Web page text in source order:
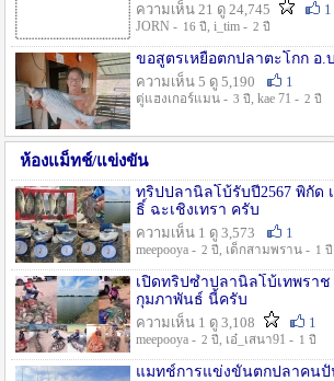
ความเห็น 21 ดู 24,745
1
JORN - 16 ปี , i_tim - 2 ปี
ขอสูตรเหยื่อตกปลาตะโกก อ.
ความเห็น 5 ดู 5,190
1
ตู่แฮงเกอร์แมน - 3 ปี , kae 71 - 2 ปี
ห้องแม็ทช์/แข่งขัน
ทริปปลานิลโบ้รับปี2567 พิกัด
ธิ์ ฉะเชิงเทรา ครับ
ความเห็น 1 ดู 3,573
1
meepooya - 2 ปี , เด็กสามพราน - 1 ปี
เปิดทริปซ้ำปลานิลโบ้เทพราช
กุมภาพันธ์ นี้ครับ
ความเห็น 1 ดู 3,108
1
meepooya - 2 ปี , เอ๋_เสนา91 - 1 ปี
แมทช์การแข่งขั้นตกปลาคนปั้